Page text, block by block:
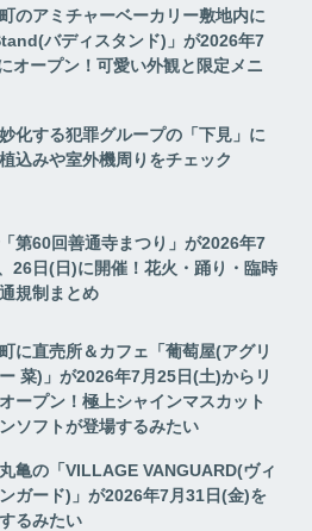
のアミチャーベーカリー敷地内に
バディスタンド)」が2026年7
オープン！可愛い外観と限定メニ
化する犯罪グループの「下見」に
込みや室外機周りをチェック
第60回善通寺まつり」が2026年7
26日(日)に開催！花火・踊り・臨時
規制まとめ
に直売所＆カフェ「葡萄屋(アグリ
菜)」が2026年7月25日(土)からリ
ープン！極上シャインマスカット
ソフトが登場するみたい
亀の「VILLAGE VANGUARD(ヴィ
ガード)」が2026年7月31日(金)を
るみたい